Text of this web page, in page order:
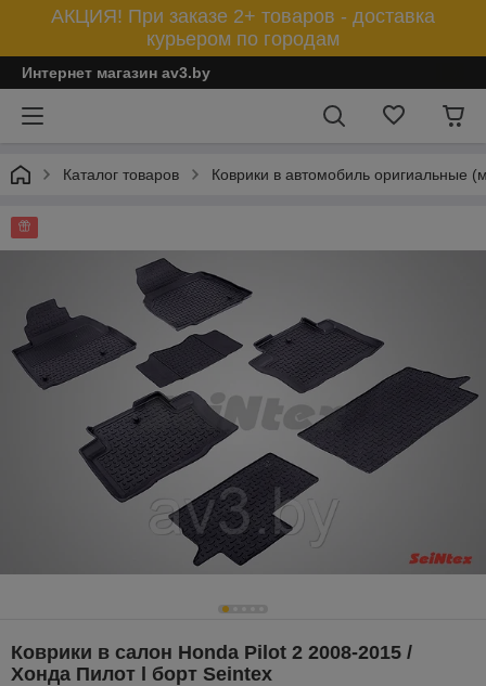
АКЦИЯ! При заказе 2+ товаров - доставка
курьером по городам
Интернет магазин av3.by
Каталог товаров Коврики в автомобиль оригиальные
Коврики в салон Honda Pilot 2 2008-2015 /
Хонда Пилот l борт Seintex